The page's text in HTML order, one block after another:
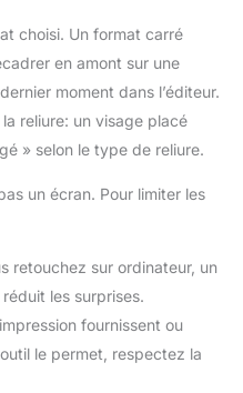
choisi. Un format carré
en amont sur une
moment dans l’éditeur.
reliure: un visage placé
» selon le type de reliure.
un écran. Pour limiter les
retouchez sur ordinateur, un
les surprises.
fournissent ou
le permet, respectez la